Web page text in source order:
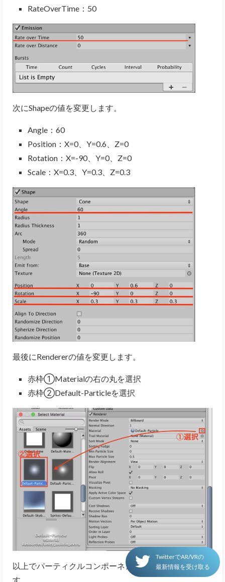
RateOverTime：50
次にShapeの値を変更します。
Angle：60
Position：X=0、Y=0.6、Z=0
Rotation：X=-90、Y=0、Z=0
Scale：X=0.3、Y=0.3、Z=0.3
最後にRendererの値を変更します。
赤枠①Materialの右の丸を選択
赤枠②Default-Particleを選択
以上でパーティクルコンポーネントの設定は完了で
す。
TwitterでAR/VRの
最新情報を受け取る